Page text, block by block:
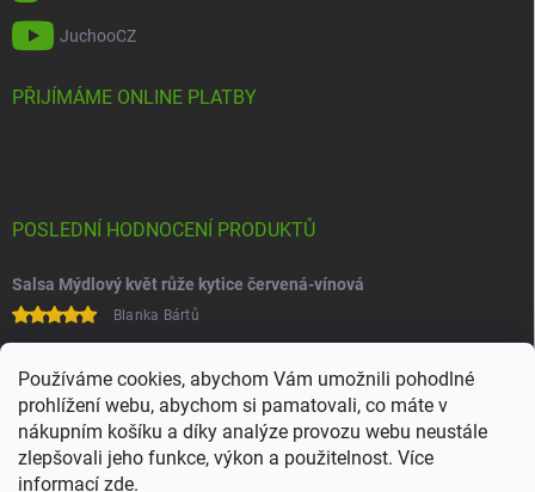
Používáme cookies, abychom Vám umožnili pohodlné
prohlížení webu, abychom si pamatovali, co máte v
nákupním košíku a díky analýze provozu webu neustále
zlepšovali jeho funkce, výkon a použitelnost. Více
informací zde.
JuchooCZ
PŘIJÍMÁME ONLINE PLATBY
POSLEDNÍ HODNOCENÍ PRODUKTŮ
Salsa Mýdlový květ růže kytice červená-vínová
Blanka Bártů